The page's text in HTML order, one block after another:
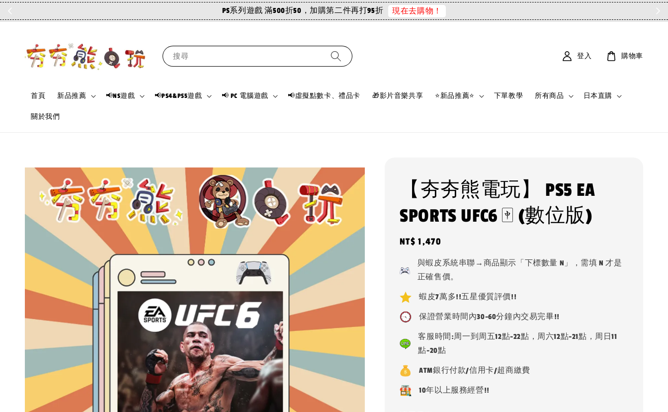
PS系列遊戲 滿500折50，加購第二件再打95折 現在去購物！
搜尋
首頁 新品推薦 📢NS遊戲 📢PS4&PS5遊戲 📢 PC 電腦遊戲 📢虛擬點數卡、禮品卡 🎁影片音樂共享 ⭐新品推薦⭐ 下單教學 所有商品 日本直購
關於我們
登入 購物車
【夯夯熊電玩】 PS5 EA
SPORTS UFC6 🀄 (數位版)
Regular
price
NT$ 1,470
與蝦皮系統串聯→商品顯示「下標數量 N」，需填 N 才是
正確售價。
蝦皮7萬多!!五星優質評價!!
保證營業時間內30-60分鐘內交易完畢!!
客服時間:周一到周五12點-22點，周六12點-21點，周日11
點-20點
ATM銀行付款/信用卡/超商繳費
10年以上服務經營!!